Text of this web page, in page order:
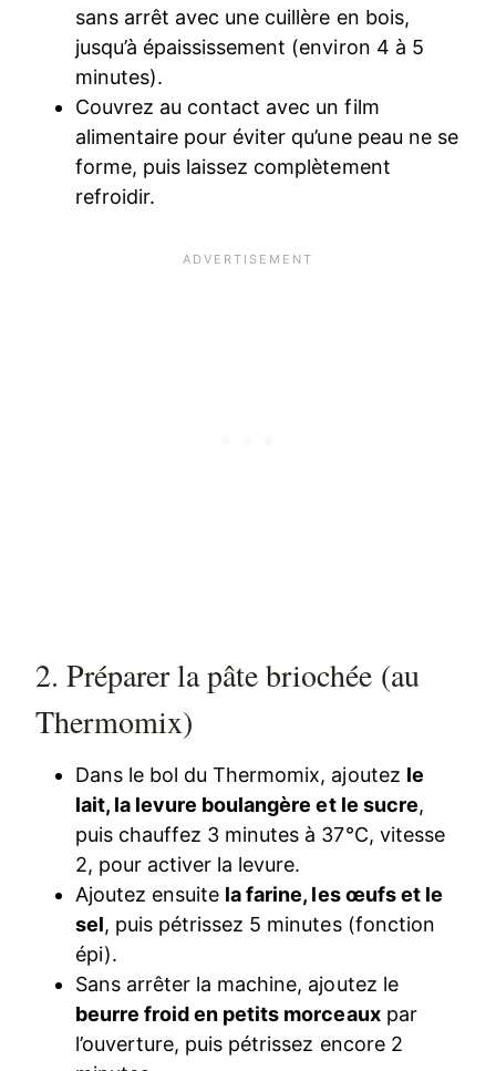
sans arrêt avec une cuillère en bois,
jusqu’à épaississement (environ 4 à 5
minutes).
Couvrez au contact avec un film
alimentaire pour éviter qu’une peau ne se
forme, puis laissez complètement
refroidir.
2. Préparer la pâte briochée (au
Thermomix)
Dans le bol du Thermomix, ajoutez le
lait, la levure boulangère et le sucre,
puis chauffez 3 minutes à 37°C, vitesse
2, pour activer la levure.
Ajoutez ensuite la farine, les œufs et le
sel, puis pétrissez 5 minutes (fonction
épi).
Sans arrêter la machine, ajoutez le
beurre froid en petits morceauxpar
l’ouverture, puis pétrissez encore 2